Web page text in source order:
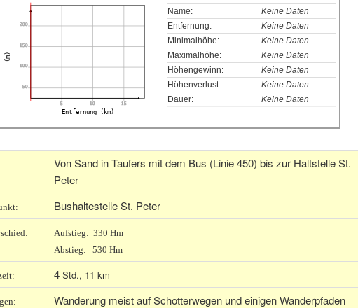
50
100
150
200
5 10 15
Entfernung (km)
(m)
Name:
Keine Daten
Entfernung:
Keine Daten
Minimalhöhe:
Keine Daten
Maximalhöhe:
Keine Daten
Höhengewinn:
Keine Daten
Höhenverlust:
Keine Daten
Dauer:
Keine Daten
Von Sand in Taufers mit dem Bus (Linie 450) bis zur Haltstelle St.
Peter
Bushaltestelle St. Peter
Aufstieg: 330 Hm
Abstieg: 530 Hm
4 Std., 11 km
Wanderung meist auf Schotterwegen und einigen Wanderpfaden